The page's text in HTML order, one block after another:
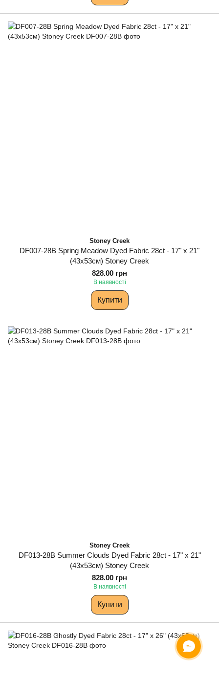
Stoney Creek
DF007-28B Spring Meadow Dyed Fabric 28ct - 17" x 21"
(43х53см) Stoney Creek
828.00 грн
В наявності
Купити
Stoney Creek
DF013-28B Summer Clouds Dyed Fabric 28ct - 17" x 21"
(43х53см) Stoney Creek
828.00 грн
В наявності
Купити